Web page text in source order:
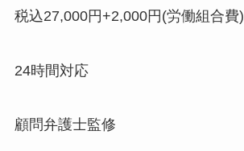
税込27,000円+2,000円(労働組合費)
24時間対応
顧問弁護士監修